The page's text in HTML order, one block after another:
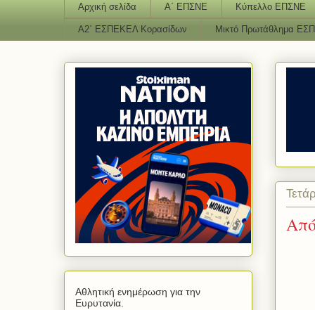
Αρχική σελίδα Α΄ ΕΠΣΝΕ Κύπελλο ΕΠΣΝΕ
Α2΄ ΕΣΠΕΚΕΛ Κορασίδων Μικτό Πρωτάθλημα
Αθλητική ενημέρωση για την
Ευρυτανία.